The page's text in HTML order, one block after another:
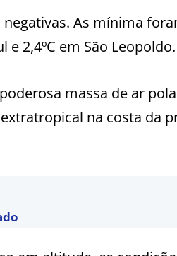
As mínima
e 2,4ºC em São Leopoldo.
massa de ar
na costa da